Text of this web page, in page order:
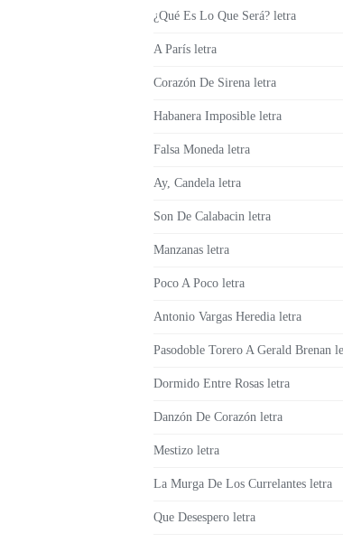
¿Qué Es Lo Que Será? letra
A París letra
Corazón De Sirena letra
Habanera Imposible letra
Falsa Moneda letra
Ay, Candela letra
Son De Calabacin letra
Manzanas letra
Poco A Poco letra
Antonio Vargas Heredia letra
Pasodoble Torero A Gerald Brenan
Dormido Entre Rosas letra
Danzón De Corazón letra
Mestizo letra
La Murga De Los Currelantes letra
Que Desespero letra